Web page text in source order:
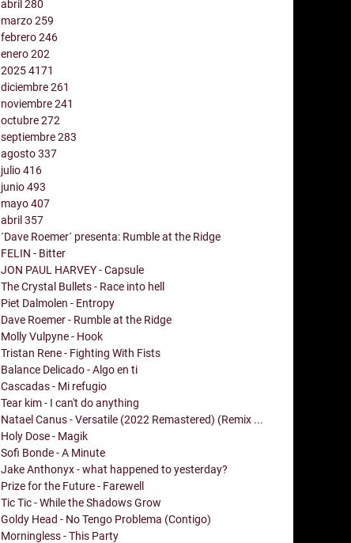
abril280
marzo259
febrero246
enero202
20254171
diciembre261
noviembre241
octubre272
septiembre283
agosto337
julio416
junio493
mayo407
abril357
´Dave Roemer´ presenta: Rumble at the Ridge
FELIN - Bitter
JON PAUL HARVEY - Capsule
The Crystal Bullets - Race into hell
Piet Dalmolen - Entropy
Dave Roemer - Rumble at the Ridge
Molly Vulpyne - Hook
Tristan Rene - Fighting With Fists
Balance Delicado - Algo en ti
Cascadas - Mi refugio
Tear kim - I can't do anything
Natael Canus - Versatile (2022 Remastered) (Remix ...
Holy Dose - Magik
Sofi Bonde - A Minute
Jake Anthonyx - what happened to yesterday?
Prize for the Future - Farewell
Tic Tic - While the Shadows Grow
Goldy Head - No Tengo Problema (Contigo)
Morningless - This Party